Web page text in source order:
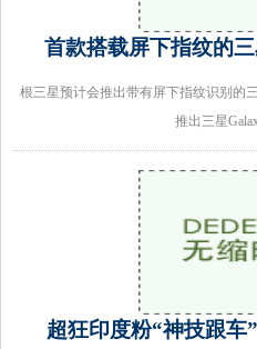
首款搭载屏下指纹的
根三星预计会推出带有屏下指纹识别的
推出三星
超狂印度粉“神技跟